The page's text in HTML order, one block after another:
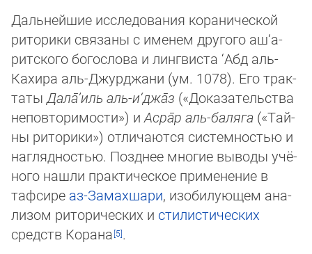
Дальнейшие исследования коранической
риторики связаны с именем другого аш‘а­
рит­ского богослова и лингвиста ‘Абд аль-
Кахира аль-Джурджани (ум. 1078). Его трак­
та­тыДала̄’иль аль-и‘джа̄з («Доказательства
неповторимости») иАсра̄р аль-баляга («Тай­
ны ри­торики») отличаются системностью и
наглядностью. Позднее многие выводы учё­
но­го нашли практическое применение в
тафсире аз-Замахшари, изобилую­щем ана­
лизом риторических и стилистических
средств Корана
.